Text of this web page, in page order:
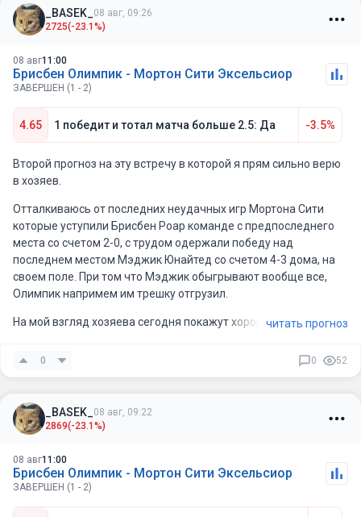
более чем уверенно.
_BASEK_
08 авг, 09:26
2725(-23.1%)
08 авг11:00
Брисбен Олимпик - Мортон Сити Эксельсиор
ЗАВЕРШЕН (1 - 2)
4.65 1 победит и тотал матча больше 2.5: Да -3.5%
Второй прогноз на эту встречу в которой я прям сильно верю
в хозяев.
Отталкиваюсь от последних неудачных игр Мортона Сити
которые уступили Брисбен Роар команде с предпоследнего
места со счетом 2-0, с трудом одержали победу над
последнем местом Мэджик Юнайтед со счетом 4-3 дома, на
своем поле. При том что Мэджик обыгрывают вообще все,
Олимпик напримем им трешку отгрузил.
На мой взгляд хозяева сегодня покажут хорошую игру и
читать прогноз
0 0 52
_BASEK_
08 авг, 09:22
2869(-23.1%)
08 авг11:00
Брисбен Олимпик - Мортон Сити Эксельсиор
ЗАВЕРШЕН (1 - 2)